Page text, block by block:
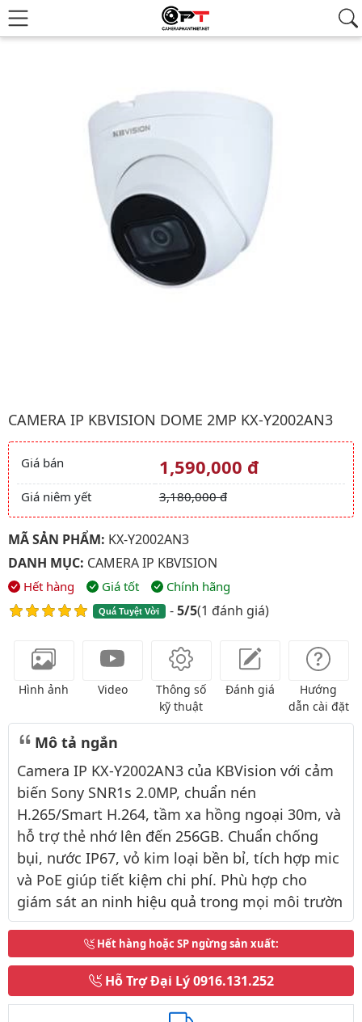
CAMERA IP KBVISION DOME 2MP KX-Y2002AN3
Giá và khuyến mãi
Giá bán 1,590,000 đ
Giá niêm yết 3,180,000 đ
MÃ SẢN PHẨM: KX-Y2002AN3
DANH MỤC: CAMERA IP KBVISION
Hết hàng Giá tốt Chính hãng
Quá Tuyệt Vời -5/5(1 đánh giá)
Hình ảnh Video
Thông số
kỹ thuật
Đánh giá
Hướng
dẫn cài đặt
Mô tả ngắn
Camera IP KX-Y2002AN3 của KBVision với cảm
biến Sony SNR1s 2.0MP, chuẩn nén
H.265/Smart H.264, tầm xa hồng ngoại 30m, và
hỗ trợ thẻ nhớ lên đến 256GB. Chuẩn chống
bụi, nước IP67, vỏ kim loại bền bỉ, tích hợp mic
và PoE giúp tiết kiệm chi phí. Phù hợp cho
giám sát an ninh hiệu quả trong mọi môi trườn
Hết hàng hoặc SP ngừng sản xuất:
Hỗ Trợ Đại Lý0916.131.252